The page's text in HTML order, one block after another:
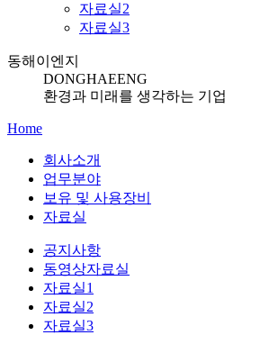
자료실2
자료실3
동해이엔지
DONGHAEENG
환경과 미래를 생각하는 기업
Home
회사소개
업무분야
보유 및 사용장비
자료실
공지사항
동영상자료실
자료실1
자료실2
자료실3